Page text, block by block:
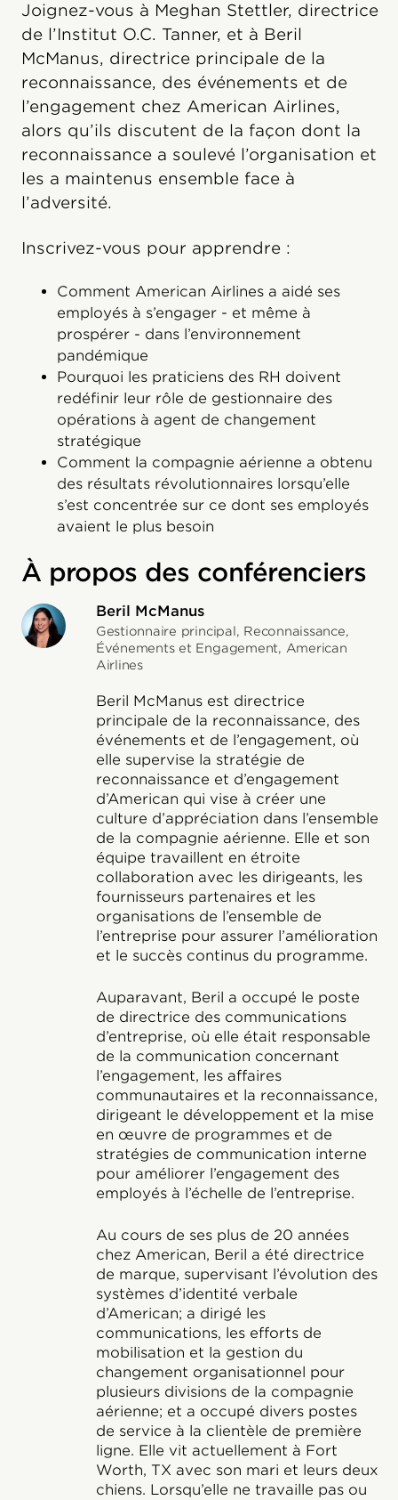
Joignez-vous à Meghan Stettler, directrice
de l’Institut O.C. Tanner, et à Beril
McManus, directrice principale de la
reconnaissance, des événements et de
l’engagement chez American Airlines,
alors qu’ils discutent de la façon dont la
reconnaissance a soulevé l’organisation et
les a maintenus ensemble face à
l’adversité.
Inscrivez-vous pour apprendre :
Comment American Airlines a aidé ses
employés à s’engager - et même à
prospérer - dans l’environnement
pandémique
Pourquoi les praticiens des RH doivent
redéfinir leur rôle de gestionnaire des
opérations à agent de changement
stratégique
Comment la compagnie aérienne a obtenu
des résultats révolutionnaires lorsqu’elle
s’est concentrée sur ce dont ses employés
avaient le plus besoin
À propos des conférenciers
Beril McManus
Gestionnaire principal, Reconnaissance,
Événements et Engagement, American
Airlines
Beril McManus est directrice
principale de la reconnaissance, des
événements et de l’engagement, où
elle supervise la stratégie de
reconnaissance et d’engagement
d’American qui vise à créer une
culture d’appréciation dans l’ensemble
de la compagnie aérienne. Elle et son
équipe travaillent en étroite
collaboration avec les dirigeants, les
fournisseurs partenaires et les
organisations de l’ensemble de
l’entreprise pour assurer l’amélioration
et le succès continus du programme.
Auparavant, Beril a occupé le poste
de directrice des communications
d’entreprise, où elle était responsable
de la communication concernant
l’engagement, les affaires
communautaires et la reconnaissance,
dirigeant le développement et la mise
en œuvre de programmes et de
stratégies de communication interne
pour améliorer l’engagement des
employés à l’échelle de l’entreprise.
Au cours de ses plus de 20 années
chez American, Beril a été directrice
de marque, supervisant l’évolution des
systèmes d’identité verbale
d’American; a dirigé les
communications, les efforts de
mobilisation et la gestion du
changement organisationnel pour
plusieurs divisions de la compagnie
aérienne; et a occupé divers postes
de service à la clientèle de première
ligne. Elle vit actuellement à Fort
Worth, TX avec son mari et leurs deux
chiens. Lorsqu’elle ne travaille pas ou